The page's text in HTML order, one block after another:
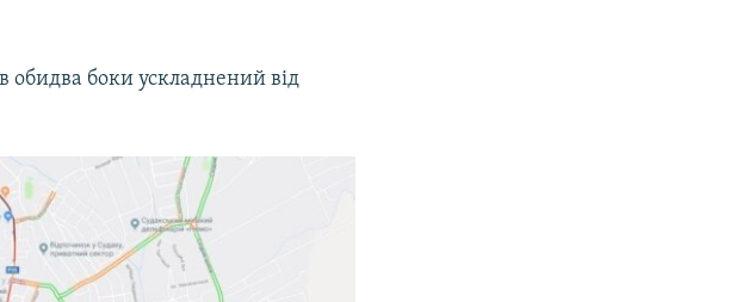
обидва боки ускладнений від